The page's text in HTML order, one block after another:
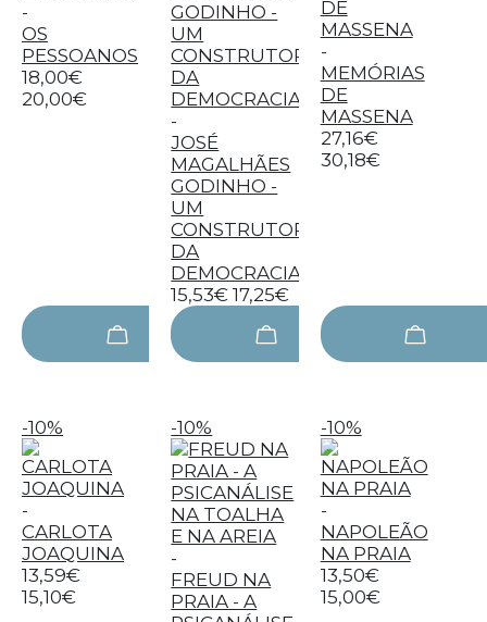
-
OS
PESSOANOS
18,00€
20,00€
-
JOSÉ
MAGALHÃES
GODINHO -
UM
CONSTRUTOR
DA
DEMOCRACIA
15,53€ 17,25€
-
MEMÓRIAS
DE
MASSENA
27,16€
30,18€
-10%
-
CARLOTA
JOAQUINA
13,59€
15,10€
-10%
-
FREUD NA
PRAIA - A
-10%
-
NAPOLEÃO
NA PRAIA
13,50€
15,00€